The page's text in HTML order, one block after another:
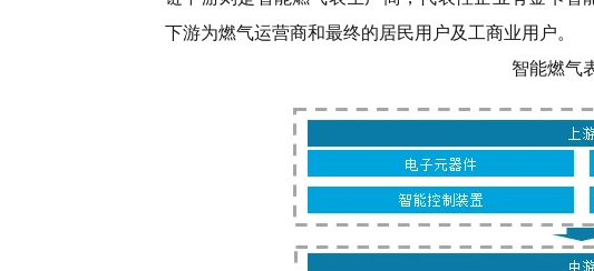
下游为燃气运营商和最终的居民用户及工商业用户。
智能燃气